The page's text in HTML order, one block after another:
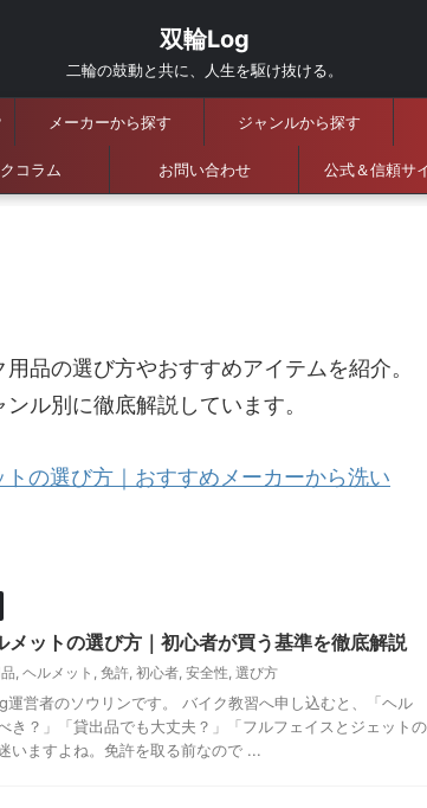
双輪Log
二輪の鼓動と共に、人生を駆け抜ける。
メーカーから探す ジャンルから探す
コラム お問い合わせ 公式＆信頼サ
品の選び方やおすすめアイテムを紹介。
ル別に徹底解説しています。
トの選び方｜おすすめメーカーから洗い
メットの選び方｜初心者が買う基準を徹底解説
, ヘルメット , 免許, 初心者, 安全性, 選び方
運営者のソウリンです。 バイク教習へ申し込むと、「ヘル
き？」「貸出品でも大丈夫？」「フルフェイスとジェットの
いますよね。免許を取る前なので ...